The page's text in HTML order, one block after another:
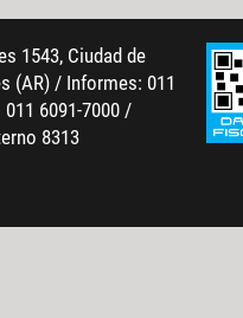
1543, Ciudad de
(AR) / Informes: 011
011 6091-7000 /
8313